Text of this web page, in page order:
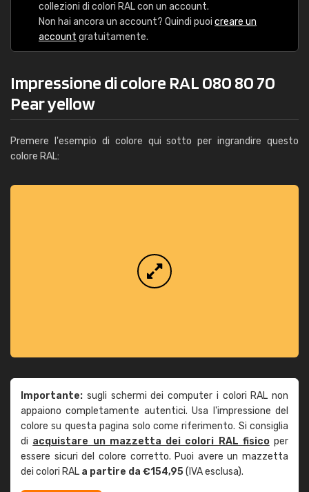
collezioni di colori RAL con un account.
Non hai ancora un account? Quindi puoi creare un
account gratuitamente.
Impressione di colore RAL 080 80 70
Pear yellow
Premere l'esempio di colore qui sotto per ingrandire questo
colore RAL:
Importante: sugli schermi dei computer i colori RAL non
appaiono completamente autentici. Usa l'impressione del
colore su questa pagina solo come riferimento. Si consiglia
di acquistare un mazzetta dei colori RAL fisicoper
essere sicuri del colore corretto. Puoi avere un mazzetta
dei colori RAL a partire da €154,95(IVA esclusa).